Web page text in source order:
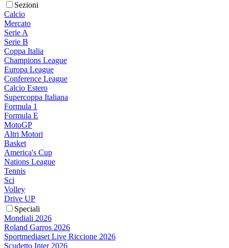
Sezioni
Calcio
Mercato
Serie A
Serie B
Coppa Italia
Champions League
Europa League
Conference League
Calcio Estero
Supercoppa Italiana
Formula 1
Formula E
MotoGP
Altri Motori
Basket
America's Cup
Nations League
Tennis
Sci
Volley
Drive UP
Speciali
Mondiali 2026
Roland Garros 2026
Sportmediaset Live Riccione 2026
Scudetto Inter 2026